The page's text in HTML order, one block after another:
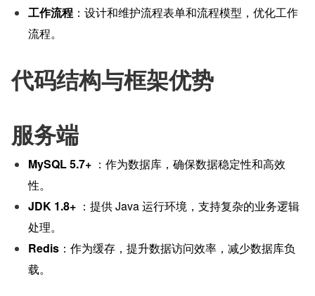
工作流程 ：设计和维护流程表单和流程模型，优化工作
流程。
代码结构与框架优势
服务端
MySQL 5.7+ ：作为数据库，确保数据稳定性和高效
性。
JDK 1.8+ ：提供 Java 运行环境，支持复杂的业务逻辑
处理。
Redis ：作为缓存，提升数据访问效率，减少数据库负
载。